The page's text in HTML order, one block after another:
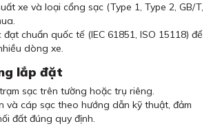
xe và loại cổng sạc (Type 1, Type 2, GB/T,
chuẩn quốc tế (IEC 61851, ISO 15118) để
dòng xe.
lắp đặt
sạc trên tường hoặc trụ riêng.
và cáp sạc theo hướng dẫn kỹ thuật, đảm
đất đúng quy định.